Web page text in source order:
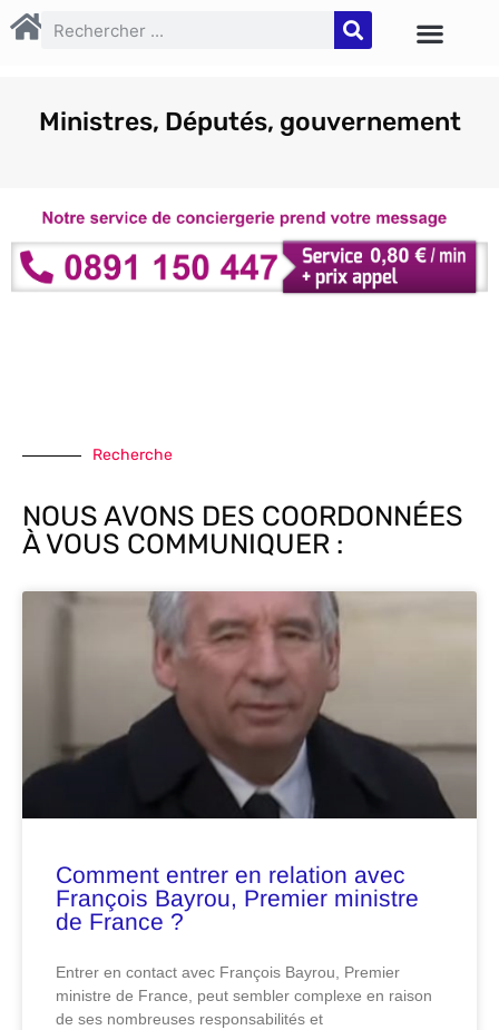
Ministres, Députés, gouvernement
Recherche
NOUS AVONS DES COORDONNÉES
À VOUS COMMUNIQUER :
Comment entrer en relation avec
François Bayrou, Premier ministre
de France ?
Entrer en contact avec François Bayrou, Premier
ministre de France, peut sembler complexe en raison
de ses nombreuses responsabilités et